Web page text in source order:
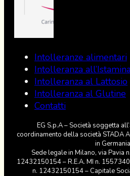
Intolleranze alimentari
Intolleranza
Intolleranza al Lattosio
Intolleranza al Glutine
Contatti
EG S.p.A – Società soggetta
coordinamento della società STADA
in
Sede legale in Milano, via Pavia
12432150154 – R.E.A. MI n.
n. 12432150154 – Capitale